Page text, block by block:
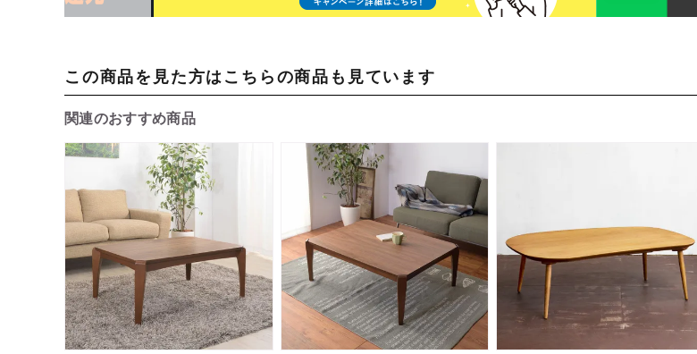
この商品を見た方はこちらの商品も見ています
関連のおすすめ商品